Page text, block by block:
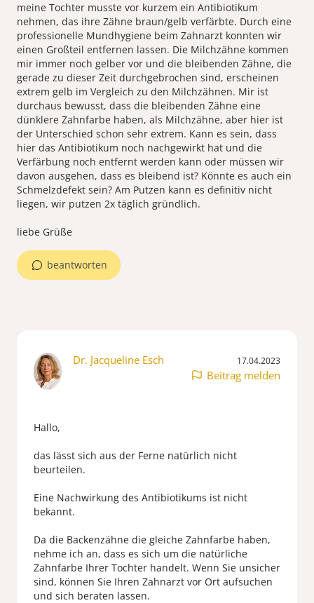
meine Tochter musste vor kurzem ein Antibiotikum
nehmen, das ihre Zähne braun/gelb verfärbte. Durch eine
professionelle Mundhygiene beim Zahnarzt konnten wir
einen Großteil entfernen lassen. Die Milchzähne kommen
mir immer noch gelber vor und die bleibenden Zähne, die
gerade zu dieser Zeit durchgebrochen sind, erscheinen
extrem gelb im Vergleich zu den Milchzähnen. Mir ist
durchaus bewusst, dass die bleibenden Zähne eine
dünklere Zahnfarbe haben, als Milchzähne, aber hier ist
der Unterschied schon sehr extrem. Kann es sein, dass
hier das Antibiotikum noch nachgewirkt hat und die
Verfärbung noch entfernt werden kann oder müssen wir
davon ausgehen, dass es bleibend ist? Könnte es auch ein
Schmelzdefekt sein? Am Putzen kann es definitiv nicht
liegen, wir putzen 2x täglich gründlich.
beantworten
Dr. Jacqueline Esch 17.04.2023
Beitrag melden
Hallo,
das lässt sich aus der Ferne natürlich nicht
beurteilen.
Eine Nachwirkung des Antibiotikums ist nicht
bekannt.
Da die Backenzähne die gleiche Zahnfarbe haben,
nehme ich an, dass es sich um die natürliche
Zahnfarbe Ihrer Tochter handelt. Wenn Sie unsicher
sind, können Sie Ihren Zahnarzt vor Ort aufsuchen
und sich beraten lassen.